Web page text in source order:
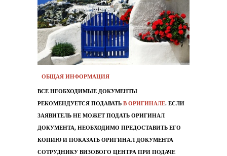
ОБЩАЯ ИНФОРМАЦИЯ
ВСЕ НЕОБХОДИМЫЕ ДОКУМЕНТЫ
РЕКОМЕНДУЕТСЯ ПОДАВАТЬ В ОРИГИНАЛЕ. ЕСЛИ
ЗАЯВИТЕЛЬ НЕ МОЖЕТ ПОДАТЬ ОРИГИНАЛ
ДОКУМЕНТА, НЕОБХОДИМО ПРЕДОСТАВИТЬ ЕГО
КОПИЮ И ПОКАЗАТЬ ОРИГИНАЛ ДОКУМЕНТА
СОТРУДНИКУ ВИЗОВОГО ЦЕНТРА ПРИ ПОДАЧЕ